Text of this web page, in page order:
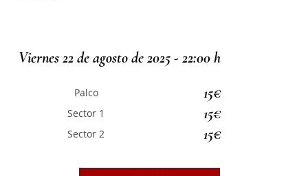
Viernes 22 de agosto de 2025 - 22:00 h
Palco 15€
Sector 1 15€
Sector 2 15€